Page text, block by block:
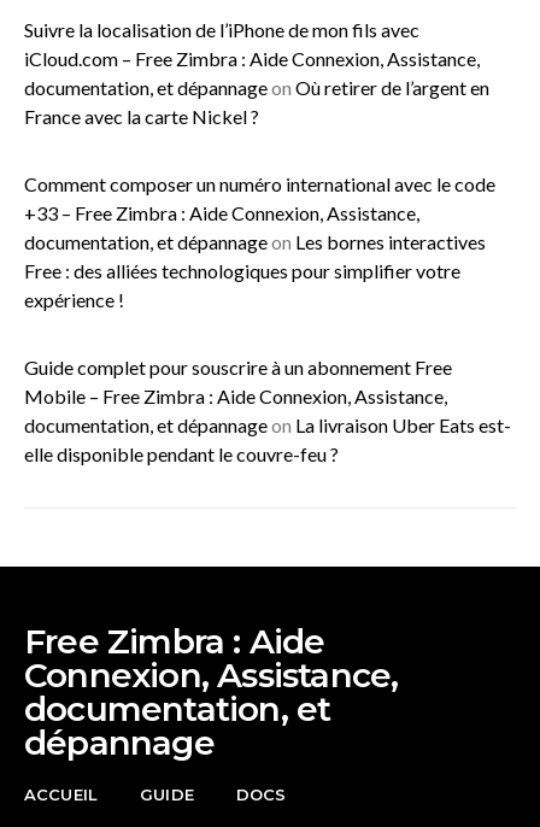
Suivre la localisation de l’iPhone de mon fils avec
iCloud.com – Free Zimbra : Aide Connexion, Assistance,
documentation, et dépannageon Où retirer de l’argent en
France avec la carte Nickel ?
Comment composer un numéro international avec le code
+33 – Free Zimbra : Aide Connexion, Assistance,
documentation, et dépannageon Les bornes interactives
Free : des alliées technologiques pour simplifier votre
expérience !
Guide complet pour souscrire à un abonnement Free
Mobile – Free Zimbra : Aide Connexion, Assistance,
documentation, et dépannageon La livraison Uber Eats est-
elle disponible pendant le couvre-feu ?
Free Zimbra : Aide
Connexion, Assistance,
documentation, et
dépannage
ACCUEIL GUIDE DOCS